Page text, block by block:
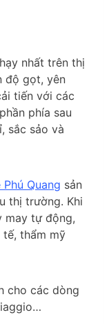
nhất trên thị
độ gọt, yên
tiến với các
phía sau
sắc sảo và
Phú Quang sản
thị trường. Khi
may tự động,
thẩm mỹ